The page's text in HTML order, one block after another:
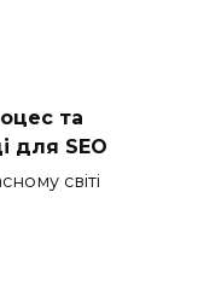
та
для SEO
світі